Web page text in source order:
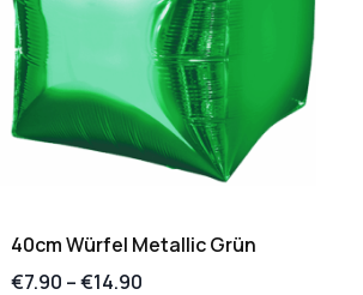
40cm Würfel Metallic Grün
€7.90 –€14.90